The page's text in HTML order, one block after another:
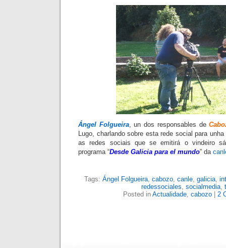
Ángel Folgueira, un dos responsables de
Lugo, charlando sobre esta rede social para
as redes sociais que se emitirá o vindeiro
programa “Desde Galicia para el mundo” da
Tags: Ángel Folgueira, cabozo, canle, galicia,
redessociales, socialmedia,
Posted in Actualidade, cabozo 2